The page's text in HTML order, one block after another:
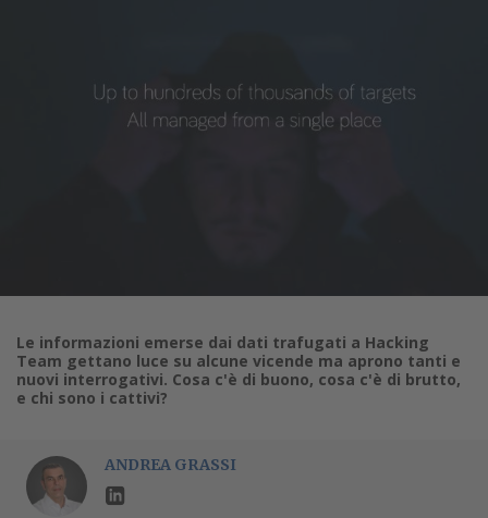
Le informazioni emerse dai dati trafugati a Hacking
Team gettano luce su alcune vicende ma aprono tanti e
nuovi interrogativi. Cosa c'è di buono, cosa c'è di brutto,
e chi sono i cattivi?
ANDREA GRASSI